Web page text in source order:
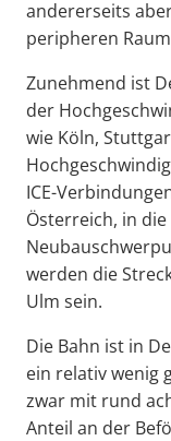
andererseits
peripheren
Zunehmend ist
der
wie Köln,
ICE-
Österreich, in
werden die
Ulm sein.
Die Bahn ist in
ein relativ wenig
zwar mit rund
Anteil an der